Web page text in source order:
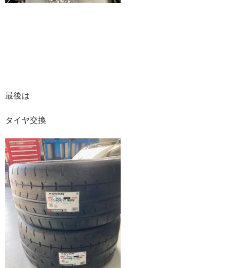
最後は
タイヤ交換